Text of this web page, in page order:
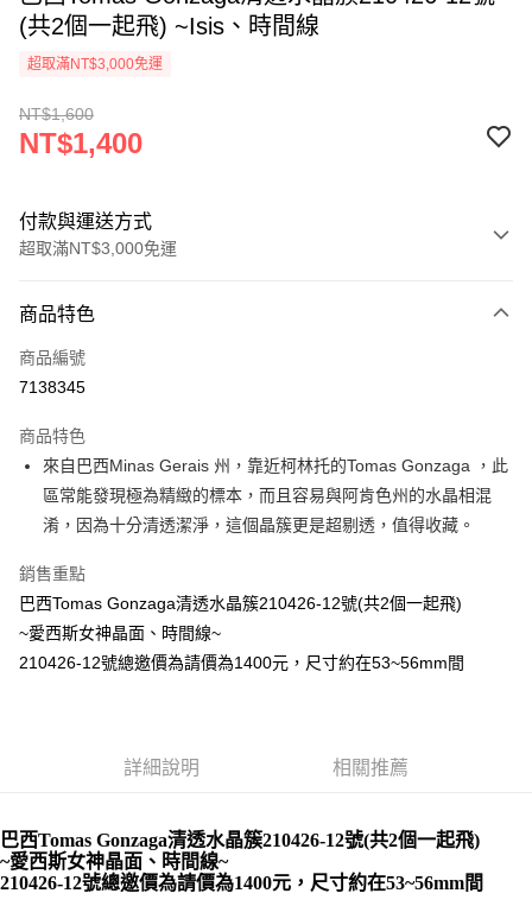
(共2個一起飛) ~Isis、時間線
超取滿NT$3,000免運
NT$1,600
NT$1,400
付款與運送方式
超取滿NT$3,000免運
信用卡一次付款
超商取貨付款
Apple Pay
街口支付
賣家宅配幫您送（台灣）
每筆NT$80，滿NT$3,000(含以上)免運費
商品特色
商品編號
7138345
商品特色
來自巴西Minas Gerais 州，靠近柯林托的Tomas Gonzaga ，此
區常能發現極為精緻的標本，而且容易與阿肯色州的水晶相混
淆，因為十分清透潔淨，這個晶簇更是超剔透，值得收藏。
銷售重點
巴西Tomas Gonzaga清透水晶簇210426-12號(共2個一起飛)
~愛西斯女神晶面、時間線~
210426-12號總邀價為請價為1400元，尺寸約在53~56mm間
詳細說明 相關推薦
巴西Tomas Gonzaga清透水晶簇210426-12號(共2個一起飛)
~愛西斯女神晶面、時間線~
210426-12號總邀價為請價為1400元，尺寸約在53~56mm間